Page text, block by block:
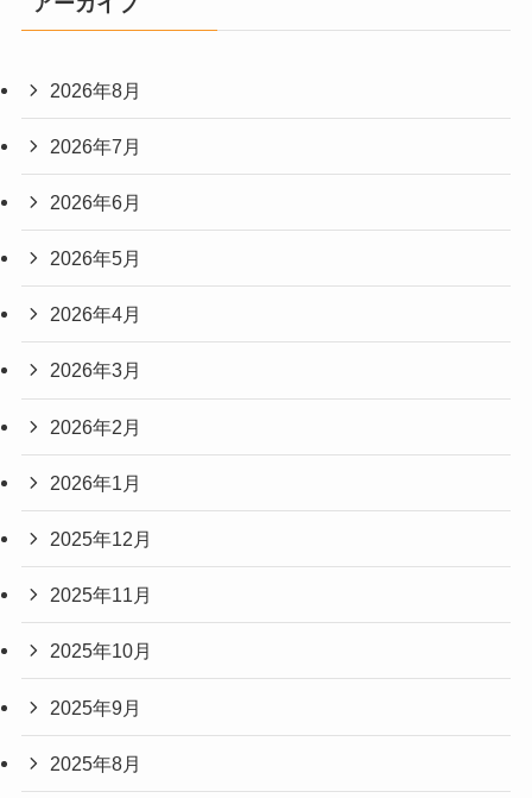
2026年8月
2026年7月
2026年6月
2026年5月
2026年4月
2026年3月
2026年2月
2026年1月
2025年12月
2025年11月
2025年10月
2025年9月
2025年8月